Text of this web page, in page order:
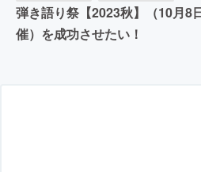
弾き語り祭【2023秋】（10月8
催）を成功させたい！